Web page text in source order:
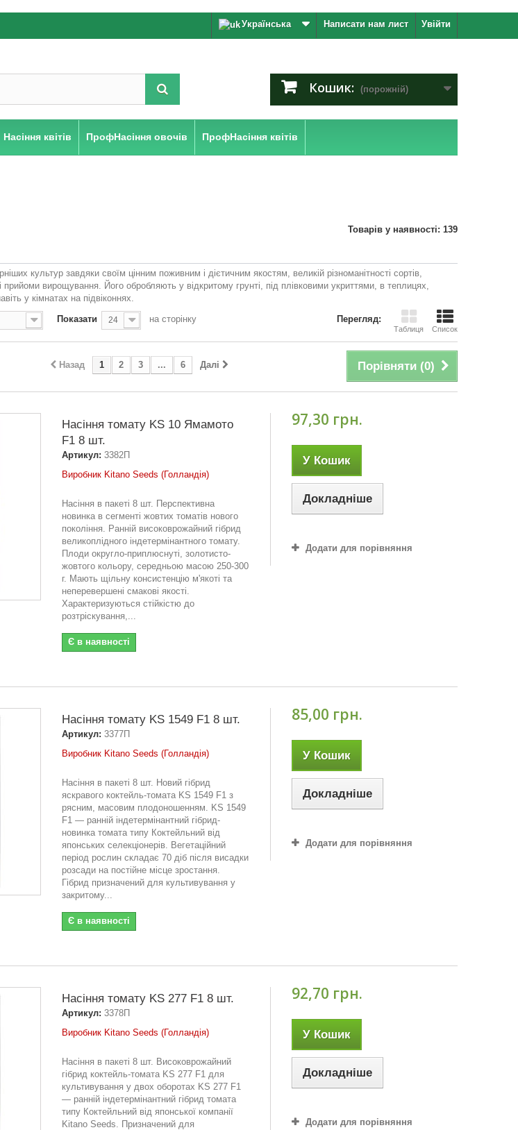
Увійти
Написати нам лист
Українська
Кошик: (порожній)
Насіння квітів ПрофНасіння овочів ПрофНасіння квітів
Товарів у наявності: 139
культур завдяки своїм цінним поживним і дієтичним якостям, великій різноманітності сортів,
прийоми вирощування. Його обробляють у відкритому грунті, під плівковими укриттями, в теплицях,
у кімнатах на підвіконнях.
Перегляд:
Таблиця Список
Показати 24 на сторінку
Порівняти (0)
Назад 1 2 3 ... 6 Далі
Насіння томату KS 10 Ямамото
F1 8 шт.
Артикул: 3382П
Виробник Kitano Seeds (Голландія)
Насіння в пакеті 8 шт. Перспективна
новинка в сегменті жовтих томатів нового
покоління. Ранній високоврожайний гібрид
великоплідного індетермінантного томату.
Плоди округло-приплюснуті, золотисто-
жовтого кольору, середньою масою 250-300
г. Мають щільну консистенцію м'якоті та
неперевершені смакові якості.
Характеризуються стійкістю до
розтріскування,...
Є в наявності
97,30 грн.
У Кошик
Докладніше
Додати для порівняння
Насіння томату KS 1549 F1 8 шт.
Артикул: 3377П
Виробник Kitano Seeds (Голландія)
Насіння в пакеті 8 шт. Новий гібрид
яскравого коктейль-томата KS 1549 F1 з
рясним, масовим плодоношенням. KS 1549
F1 — ранній індетермінантний гібрид-
новинка томата типу Коктейльний від
японських селекціонерів. Вегетаційний
період рослин складає 70 діб після висадки
розсади на постійне місце зростання.
Гібрид призначений для культивування у
закритому...
Є в наявності
85,00 грн.
У Кошик
Докладніше
Додати для порівняння
Насіння томату KS 277 F1 8 шт.
Артикул: 3378П
Виробник Kitano Seeds (Голландія)
Насіння в пакеті 8 шт. Високоврожайний
гібрид коктейль-томата KS 277 F1 для
культивування у двох оборотах KS 277 F1
— ранній індетермінантний гібрид томата
типу Коктейльний від японської компанії
Kitano Seeds. Призначений для
92,70 грн.
У Кошик
Докладніше
Додати для порівняння